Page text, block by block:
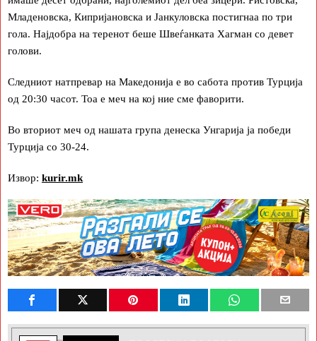
Младеновска, Кипријановска и Јанкуловска постигнаа по три
гола. Најдобра на теренот беше Швеѓанката Хагман со девет
голови.
Следниот натпревар на Македонија е во сабота против Турција
од 20:30 часот. Тоа е меч на кој ние сме фаворити.
Во вториот меч од нашата група денеска Унгарија ја победи
Турција со 30-24.
Извор: kurir.mk